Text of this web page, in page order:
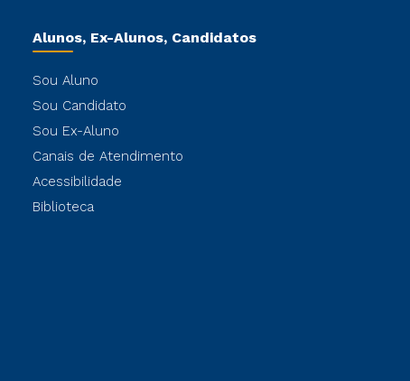
Alunos, Ex-Alunos, Candidatos
Sou Aluno
Sou Candidato
Sou Ex-Aluno
Canais de Atendimento
Acessibilidade
Biblioteca